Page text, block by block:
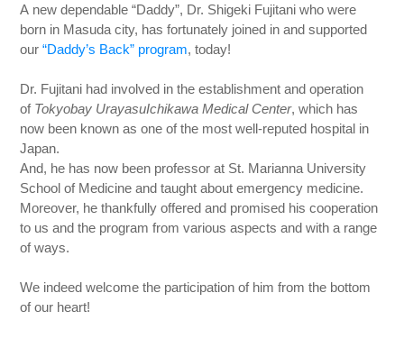
A new dependable “Daddy”, Dr. Shigeki Fujitani who were
born in Masuda city, has fortunately joined in and supported
our“Daddy’s Back” program, today!
Dr. Fujitani had involved in the establishment and operation
of Tokyobay UrayasuIchikawa Medical Center, which has
now been known as one of the most well-reputed hospital in
Japan.
And, he has now been professor at St. Marianna University
School of Medicine and taught about emergency medicine.
Moreover, he thankfully offered and promised his cooperation
to us and the program from various aspects and with a range
of ways.
We indeed welcome the participation of him from the bottom
of our heart!